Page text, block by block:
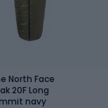
North Face
20F Long
navy